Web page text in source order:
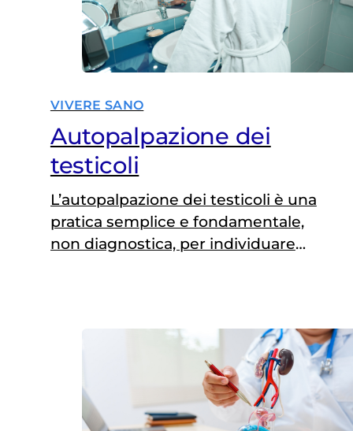
VIVERE SANO
Autopalpazione dei
testicoli
L’autopalpazione dei testicoli è una
pratica semplice e fondamentale,
non diagnostica, per individuare
rappresentano una delle principali
cause di mortalità per neoplasia nei
giovani uomini. Per questo motivo,
eseguire regolarmente
l’autopalpazione può fare una grande